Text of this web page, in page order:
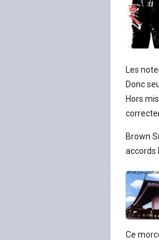
Les
Donc
Hors
Brown
accords
Ce